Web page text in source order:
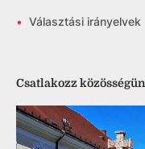
• Választási irányelvek
Csatlakozz